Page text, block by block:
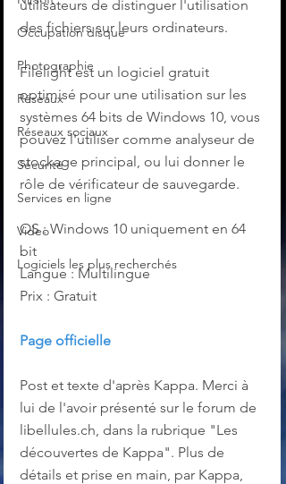
Occupation disque
Photographie
Réseaux
Réseaux sociaux
Sécurité
Services en ligne
Video
Logiciels les plus recherchés
utilisateurs de distinguer l'utilisation
des fichiers sur leurs ordinateurs.
Filelight est un logiciel gratuit
optimisé pour une utilisation sur les
systèmes 64 bits de Windows 10, vous
pouvez l'utiliser comme analyseur de
stockage principal, ou lui donner le
rôle de vérificateur de sauvegarde.
OS : Windows 10 uniquement en 64
bit
Langue : Multilingue
Prix : Gratuit
Page officielle
Post et texte d'après Kappa. Merci à
lui de l'avoir présenté sur le forum de
libellules.ch, dans la rubrique "Les
découvertes de Kappa". Plus de
détails et prise en main, par Kappa,